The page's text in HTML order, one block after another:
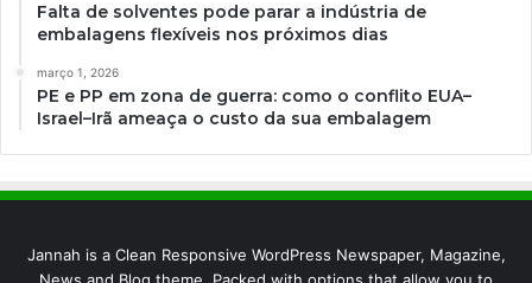
Falta de solventes pode parar a indústria de
embalagens flexíveis nos próximos dias
março 1, 2026
PE e PP em zona de guerra: como o conflito EUA–
Israel–Irã ameaça o custo da sua embalagem
Jannah is a Clean Responsive WordPress Newspaper, Magazine,